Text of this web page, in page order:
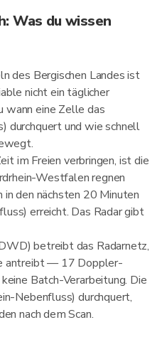
Was du wissen
des Bergischen Landes ist
nicht ein täglicher
wann eine Zelle das
durchquert und wie schnell
im Freien verbringen, ist die
Westfalen regnen
in den nächsten 20 Minuten
erreicht. Das Radar gibt
betreibt das Radarnetz,
antreibt — 17 Doppler-
Batch-Verarbeitung. Die
Nebenfluss) durchquert,
nach dem Scan.